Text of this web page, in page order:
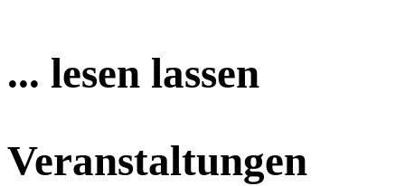
... lesen lassen
Veranstaltungen